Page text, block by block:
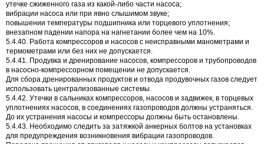
утечке сжиженного газа из какой-либо части насоса;
вибрации насоса или при явно слышимом звуке;
повышении температуры подшипника или торцевого уплотнения;
внезапном падении напора на нагнетании более чем на 10%.
5.4.40. Работа компрессоров и насосов с неисправными манометрами и
термометрами или без них не допускается.
5.4.41. Продувка и дренирование насосов, компрессоров и трубопроводов
в насосно-компрессорном помещении не допускается.
Для сбора дренированных продуктов и отвода продувочных газов следует
использовать централизованные системы.
5.4.42. Утечки в сальниках компрессоров, насосов и задвижек, в торцевых
уплотнениях насосов, в соединениях газопроводов должны устраняться.
До их устранения насосы и компрессоры должны быть остановлены.
5.4.43. Необходимо следить за затяжкой анкерных болтов на установках
для предупреждения возникновения вибрации газопроводов.